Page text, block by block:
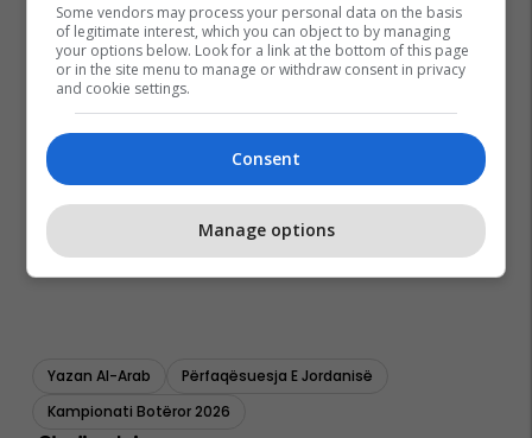
Yazan Al-Arab
Përfaqësuesja E Jordanisë
Kampionati Botëror 2026
Some vendors may process your personal data on the basis
of legitimate interest, which you can object to by managing
your options below. Look for a link at the bottom of this page
or in the site menu to manage or withdraw consent in privacy
and cookie settings.
Consent
Manage options